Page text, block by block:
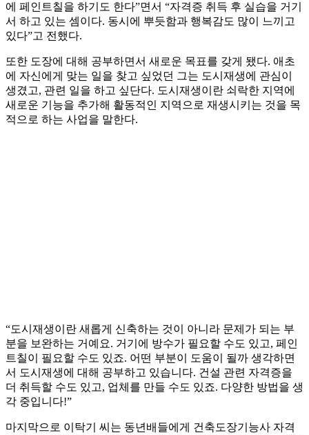
에 페인트칠을 하기도 한다”면서 “자격증 취득 후 실습을 거기
서 하고 있는 셈이다. 동시에 뿌듯함과 행복감도 많이 느끼고
있다”고 전했다.
또한 도장에 대해 공부하면서 새로운 목표를 갖게 됐다. 애초
에 자신에게 맞는 일을 찾고 싶었던 그는 도시재생에 관심이
생겼고, 관련 일을 하고 싶단다. 도시재생이란 쇠락한 지역에
새로운 기능을 추가해 활동적인 지역으로 재생시키는 것을 목
적으로 하는 사업을 말한다.
“도시재생이란 새롭게 신축하는 것이 아니라 문제가 되는 부
분을 보완하는 거예요. 거기에 방수가 필요할 수도 있고, 페인
트칠이 필요할 수도 있죠. 어떤 부분이 도움이 될까 생각하면
서 도시재생에 대해 공부하고 있습니다. 건설 관련 자격증을
더 취득할 수도 있고, 업체를 만들 수도 있죠. 다양한 방법을 생
각 중입니다!”
마지막으로 이탁기 씨는 동년배들에게 건축도장기능사 자격